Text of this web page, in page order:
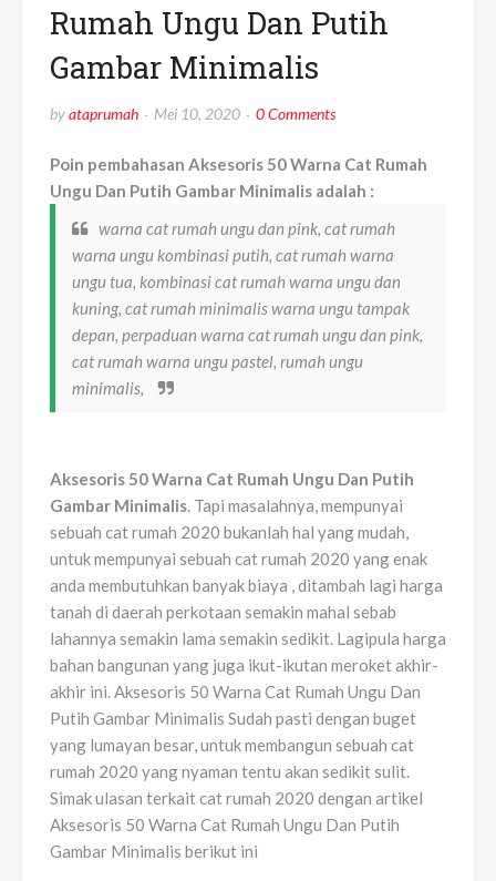
Rumah Ungu Dan Putih
Gambar Minimalis
byataprumah Mei 10, 2020 0 Comments
Poin pembahasan Aksesoris 50 Warna Cat Rumah
Ungu Dan Putih Gambar Minimalis adalah :
warna cat rumah ungu dan pink, cat rumah
warna ungu kombinasi putih, cat rumah warna
ungu tua, kombinasi cat rumah warna ungu dan
kuning, cat rumah minimalis warna ungu tampak
depan, perpaduan warna cat rumah ungu dan pink,
cat rumah warna ungu pastel, rumah ungu
minimalis,
Aksesoris 50 Warna Cat Rumah Ungu Dan Putih
Gambar Minimalis. Tapi masalahnya, mempunyai
sebuah cat rumah 2020 bukanlah hal yang mudah,
untuk mempunyai sebuah cat rumah 2020 yang enak
anda membutuhkan banyak biaya , ditambah lagi harga
tanah di daerah perkotaan semakin mahal sebab
lahannya semakin lama semakin sedikit. Lagipula harga
bahan bangunan yang juga ikut-ikutan meroket akhir-
akhir ini. Aksesoris 50 Warna Cat Rumah Ungu Dan
Putih Gambar Minimalis Sudah pasti dengan buget
yang lumayan besar, untuk membangun sebuah cat
rumah 2020 yang nyaman tentu akan sedikit sulit.
Simak ulasan terkait cat rumah 2020 dengan artikel
Aksesoris 50 Warna Cat Rumah Ungu Dan Putih
Gambar Minimalis berikut ini